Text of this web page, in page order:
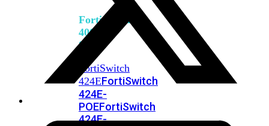
FortiSwitch
400
Series
FortiSwitch
424EFortiSwitch
424E-
POEFortiSwitch
424E-